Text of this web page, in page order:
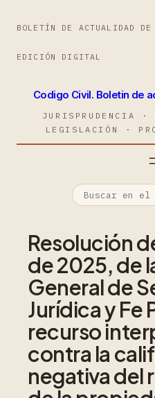
BOLETÍN DE ACTUALIDAD
EDICIÓN DIGITAL
Codigo Civil. Boletin de
JURISPRUDENCIA ·
LEGISLACIÓN ·
Resolución
de 2025, de
General de
Jurídica y Fe
recurso
contra la
negativa del